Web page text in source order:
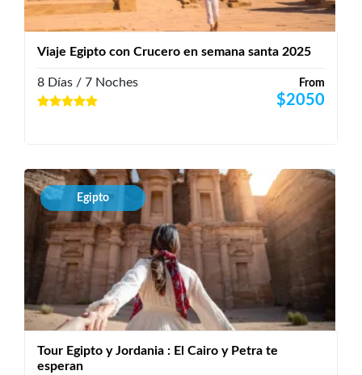
Viaje Egipto con Crucero en semana santa 2025
From
$2050
8 Días / 7 Noches
Egipto
Tour Egipto y Jordania : El Cairo y Petra te
esperan